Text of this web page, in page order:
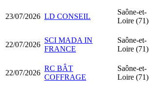
23/07/2026 LD CONSEIL
Saône-et-
Loire (71)
22/07/2026
SCI MADA IN
FRANCE
Saône-et-
Loire (71)
22/07/2026
RC BÂT
COFFRAGE
Saône-et-
Loire (71)